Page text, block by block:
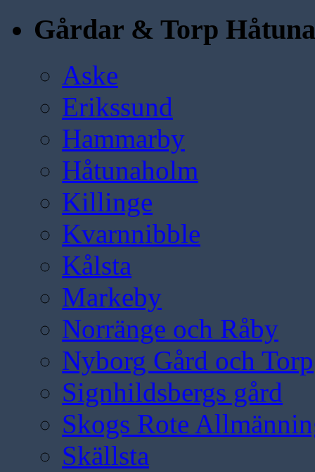
Gårdar & Torp Håtuna
Aske
Erikssund
Hammarby
Håtunaholm
Killinge
Kvarnnibble
Kålsta
Markeby
Norränge och Råby
Nyborg Gård och Torp
Signhildsbergs gård
Skogs Rote
Skällsta